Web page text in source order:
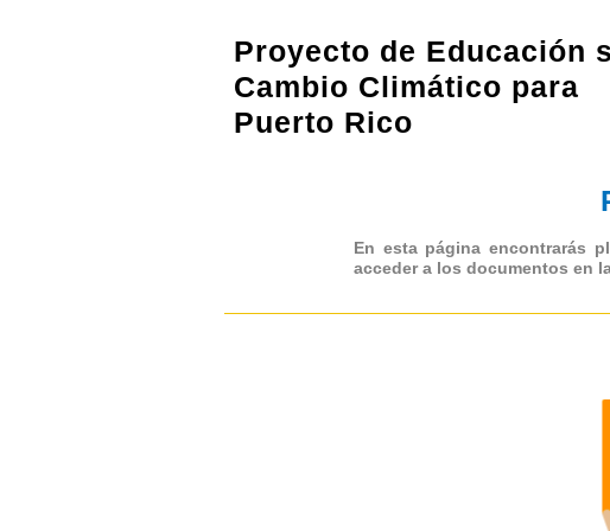
Proyecto de Educación
Cambio Climático para
Puerto Rico
En esta página encontrarás
acceder a los documentos en